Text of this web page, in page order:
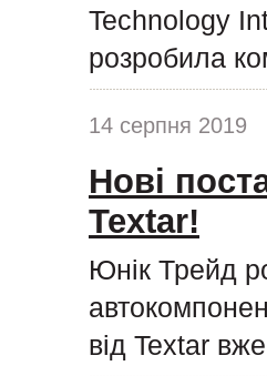
Technology
розробила
14 серпня 2019
Нові
Textar!
Юнік Трейд
від Textar